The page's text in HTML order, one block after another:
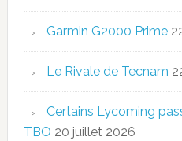
Garmin G2000 Prime
Le Rivale de Tecnam
Certains Lycoming
TBO 20 juillet 2026